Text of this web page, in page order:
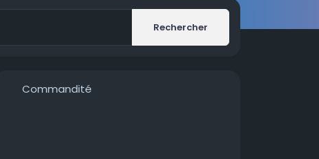
Rechercher
Commandité